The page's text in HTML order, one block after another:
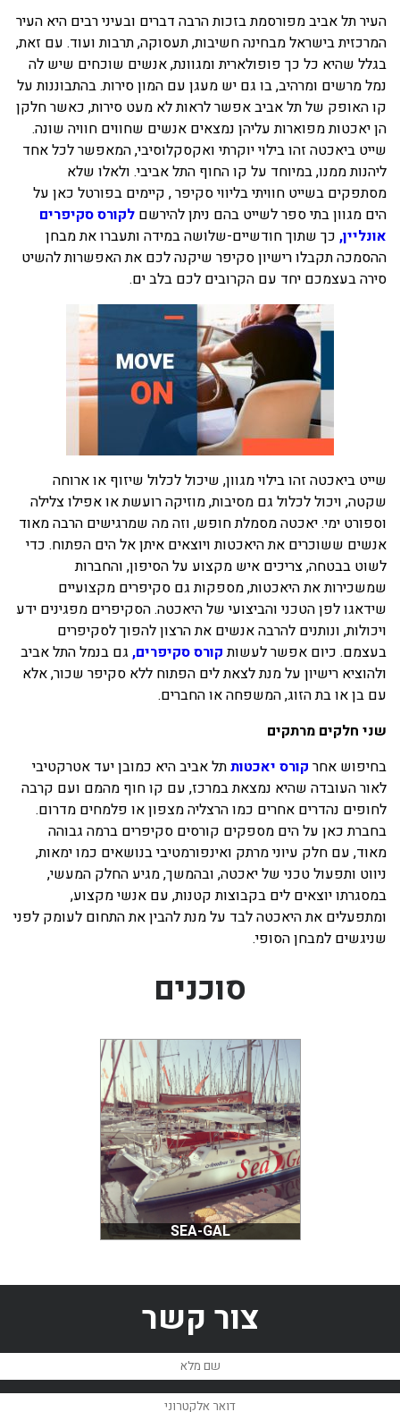
בכנרת לידו מחיר
בכנרת למשפחות
בצפון
בארץ
לקפריסין
נתניה
מדובאי / לדובאי
בבאר שבע
העיר תל אביב מפורסמת בזכות הרבה דברים ובעיני רבים היא העיר
המרכזית בישראל מבחינה חשיבות, תעסוקה, תרבות ועוד. עם זאת,
בגלל שהיא כל כך פופולארית ומגוונת, אנשים שוכחים שיש לה
נמל מרשים ומרהיב, בו גם יש מעגן עם המון סירות. בהתבוננות על
קו האופק של תל אביב אפשר לראות לא מעט סירות, כאשר חלקן
הן יאכטות מפוארות עליהן נמצאים אנשים שחווים חוויה שונה.
שייט ביאכטה זהו בילוי יוקרתי ואקסקלוסיבי, המאפשר לכל אחד
ליהנות ממנו, במיוחד על קו החוף התל אביבי. ולאלו שלא
מסתפקים בשייט חוויתי בליווי סקיפר , קיימים בפורטל כאן על
הים מגוון בתי ספר לשייט בהם ניתן להירשם לקורס סקיפרים
אונליין, כך שתוך חודשיים-שלושה במידה ותעברו את מבחן
ההסמכה תקבלו רישיון סקיפר שיקנה לכם את האפשרות להשיט
סירה בעצמכם יחד עם הקרובים לכם בלב ים.
שייט ביאכטה זהו בילוי מגוון, שיכול לכלול שיזוף או ארוחה
שקטה, ויכול לכלול גם מסיבות, מוזיקה רועשת או אפילו צלילה
וספורט ימי. יאכטה מסמלת חופש, וזה מה שמרגישים הרבה מאוד
אנשים ששוכרים את היאכטות ויוצאים איתן אל הים הפתוח. כדי
לשוט בבטחה, צריכים איש מקצוע על הסיפון, והחברות
שמשכירות את היאכטות, מספקות גם סקיפרים מקצועיים
שידאגו לפן הטכני והביצועי של היאכטה. הסקיפרים מפגינים ידע
ויכולות, ונותנים להרבה אנשים את הרצון להפוך לסקיפרים
בעצמם. כיום אפשר לעשותקורס סקיפרים, גם בנמל התל אביב
ולהוציא רישיון על מנת לצאת לים הפתוח ללא סקיפר שכור, אלא
עם בן או בת הזוג, המשפחה או החברים.
שני חלקים מרתקים
בחיפוש אחר קורס יאכטותתל אביב היא כמובן יעד אטרקטיבי
לאור העובדה שהיא נמצאת במרכז, עם קו חוף מהמם ועם קרבה
לחופים נהדרים אחרים כמו הרצליה מצפון או פלמחים מדרום.
בחברת כאן על הים מספקים קורסים סקיפרים ברמה גבוהה
מאוד, עם חלק עיוני מרתק ואינפורמטיבי בנושאים כמו ימאות,
ניווט ותפעול טכני של יאכטה, ובהמשך, מגיע החלק המעשי,
במסגרתו יוצאים לים בקבוצות קטנות, עם אנשי מקצוע,
ומתפעלים את היאכטה לבד על מנת להבין את התחום לעומק לפני
שניגשים למבחן הסופי.
סוכנים
SEA-GAL
צור קשר